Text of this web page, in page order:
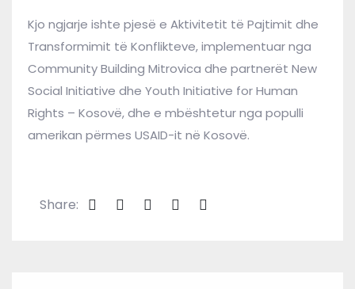
Kjo ngjarje ishte pjesë e Aktivitetit të Pajtimit dhe
Transformimit të Konflikteve, implementuar nga
Community Building Mitrovica dhe partnerët New
Social Initiative dhe Youth Initiative for Human
Rights – Kosovë, dhe e mbështetur nga populli
amerikan përmes USAID-it në Kosovë.
Share: